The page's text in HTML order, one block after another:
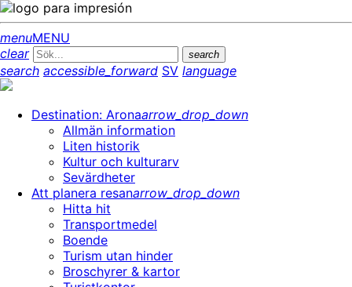
menuMENU
clear
search
search accessible_forward SV language
Destination: Aronaarrow_drop_down
Allmän information
Liten historik
Kultur och kulturarv
Sevärdheter
Att planera resanarrow_drop_down
Hitta hit
Transportmedel
Boende
Turism utan hinder
Broschyrer & kartor